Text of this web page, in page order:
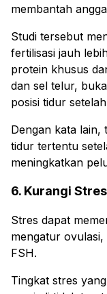
membantah
Studi tersebut
fertilisasi jauh
protein khusus
dan sel telur,
posisi tidur
Dengan kata lain,
tidur tertentu
meningkatkan
6. Kurangi Stres
Stres dapat
mengatur
FSH.
Tingkat stres